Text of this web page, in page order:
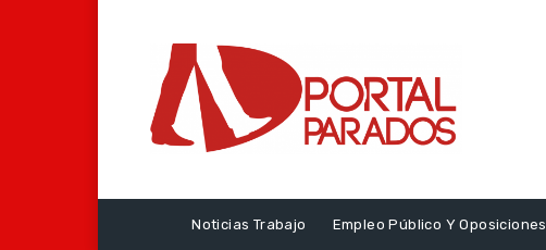
Noticias Trabajo Empleo Público Y Oposiciones